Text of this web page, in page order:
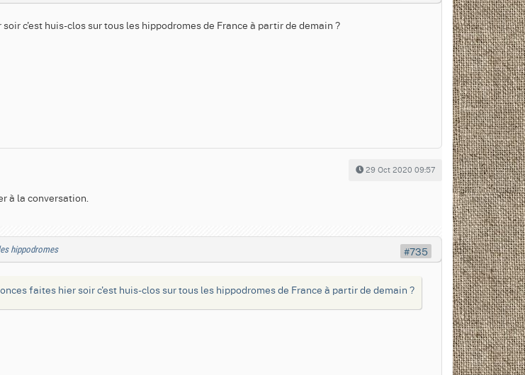
c'est huis-clos sur tous les hippodromes de France à partir de demain ?
29 Oct 2020 09:57
à la conversation.
hippodromes
faites hier soir c'est huis-clos sur tous les hippodromes de France à partir de demain ?
#735